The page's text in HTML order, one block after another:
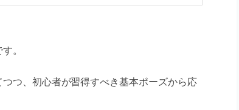
。
つ、初心者が習得すべき基本ポーズから応